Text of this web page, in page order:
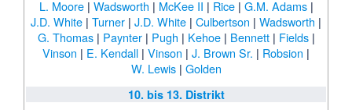
L. Moore| Wadsworth | McKee II | Rice| G.M. Adams|
J.D. White | Turner | J.D. White | Culbertson | Wadsworth |
G. Thomas| Paynter| Pugh | Kehoe| Bennett| Fields|
Vinson | E. Kendall | Vinson | J. Brown Sr. | Robsion |
W. Lewis| Golden
10. bis 13. Distrikt